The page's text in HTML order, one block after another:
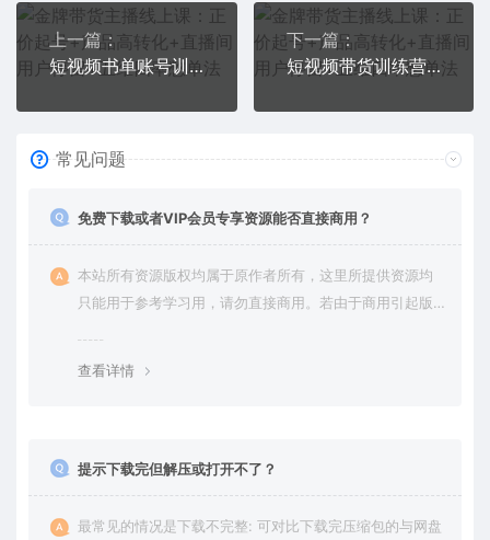
上一篇：
短视频书单账号训练营，前期准备+变现路劲+流量规则+快速涨粉+暴力起号等等
下一篇：
短视频带货训练营：不拍摄 不露脸 不买样品 不囤货发货 简单粗暴混剪带货
常见问题
免费下载或者VIP会员专享资源能否直接商用？
本站所有资源版权均属于原作者所有，这里所提供资源均
只能用于参考学习用，请勿直接商用。若由于商用引起版
查看详情
提示下载完但解压或打开不了？
最常见的情况是下载不完整: 可对比下载完压缩包的与网盘